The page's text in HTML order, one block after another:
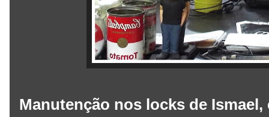
Manutenção nos locks de